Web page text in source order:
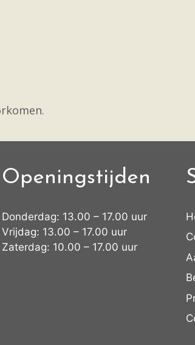
Openingstijden
Donderdag: 13.00 – 17.00 uur
Vrijdag: 13.00 – 17.00 uur
Zaterdag: 10.00 – 17.00 uur